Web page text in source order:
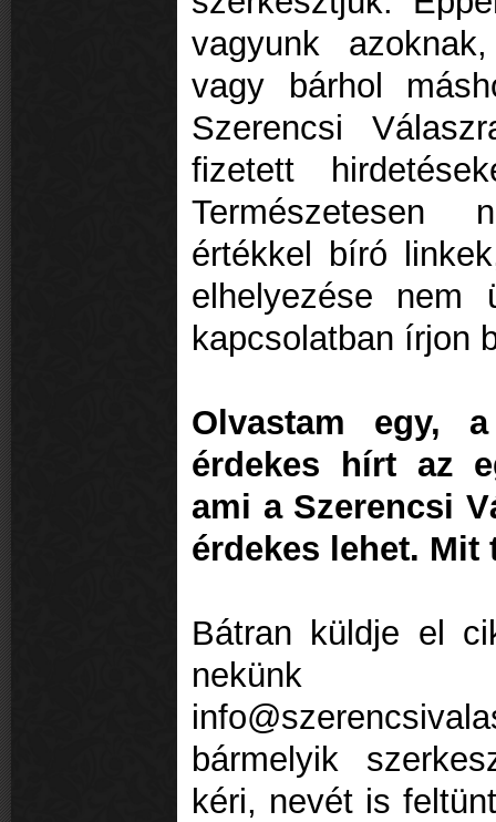
vagyunk
vagy bárhol
Szerencsi
fizetett
Természetesen
értékkel bíró
elhelyezése nem
kapcsolatban írjon
Olvastam egy,
érdekes hírt az
ami a Szerencsi
érdekes lehet. Mit
Bátran küldje el
nekünk
bármelyik
kéri, nevét is